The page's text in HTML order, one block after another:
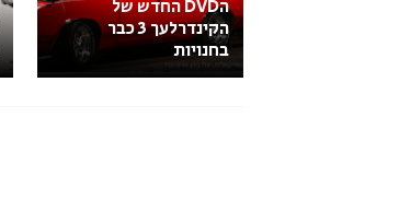
הDVD החדש של
הקינדרלעך 3 כבר
בחנויות